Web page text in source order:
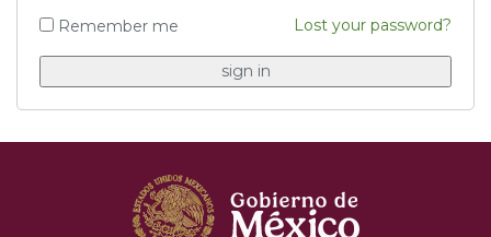
Remember me Lost your password?